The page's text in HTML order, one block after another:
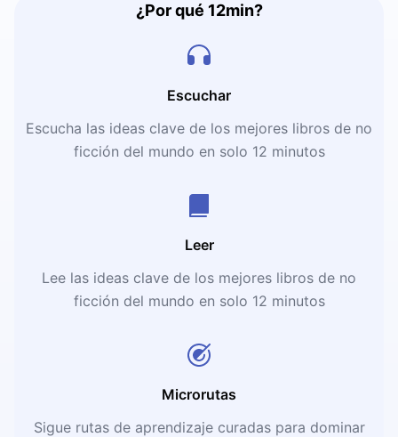
¿Por qué 12min?
Escuchar
Escucha las ideas clave de los mejores libros de no
ficción del mundo en solo 12 minutos
Leer
Lee las ideas clave de los mejores libros de no
ficción del mundo en solo 12 minutos
Microrutas
Sigue rutas de aprendizaje curadas para dominar